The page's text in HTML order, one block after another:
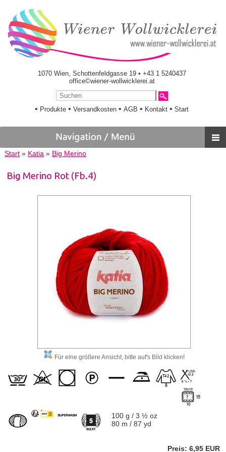
1070 Wien, Schottenfeldgasse 19 • +43 1 5240437
office©wiener-wollwicklerei.at
• Produkte •Versandkosten •AGB • Kontakt •Start
Start» Katia» Big Merino
Big Merino Rot (Fb.4)
Für eine größere Ansicht, bitte auf's Bild klicken!
100 g / 3 ½ oz
80 m / 87 yd
Preis: 6,95 EUR